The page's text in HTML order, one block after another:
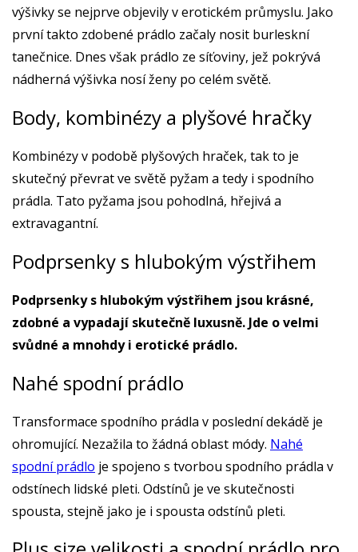
výšivky se nejprve objevily v erotickém průmyslu. Jako
první takto zdobené prádlo začaly nosit burleskní
tanečnice. Dnes však prádlo ze síťoviny, jež pokrývá
nádherná výšivka nosí ženy po celém světě.
Body, kombinézy a plyšové hračky
Kombinézy v podobě plyšových hraček, tak to je
skutečný převrat ve světě pyžam a tedy i spodního
prádla. Tato pyžama jsou pohodlná, hřejivá a
extravagantní.
Podprsenky s hlubokým výstřihem
Podprsenky s hlubokým výstřihem jsou krásné,
zdobné a vypadají skutečně luxusně. Jde o velmi
svůdné a mnohdy i erotické prádlo.
Nahé spodní prádlo
Transformace spodního prádla v poslední dekádě je
ohromující. Nezažila to žádná oblast módy. Nahé
spodní prádlo je spojeno s tvorbou spodního prádla v
odstínech lidské pleti. Odstínů je ve skutečnosti
spousta, stejně jako je i spousta odstínů pleti.